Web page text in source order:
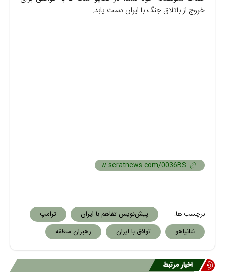
خروج از باتلاق جنگ با ایران دست یابد.
برچسب ها: پیش‌نویس تفاهم با ایران
ترامپ
نتانیاهو
توافق با ایران رهبران منطقه
اخبار مرتبط